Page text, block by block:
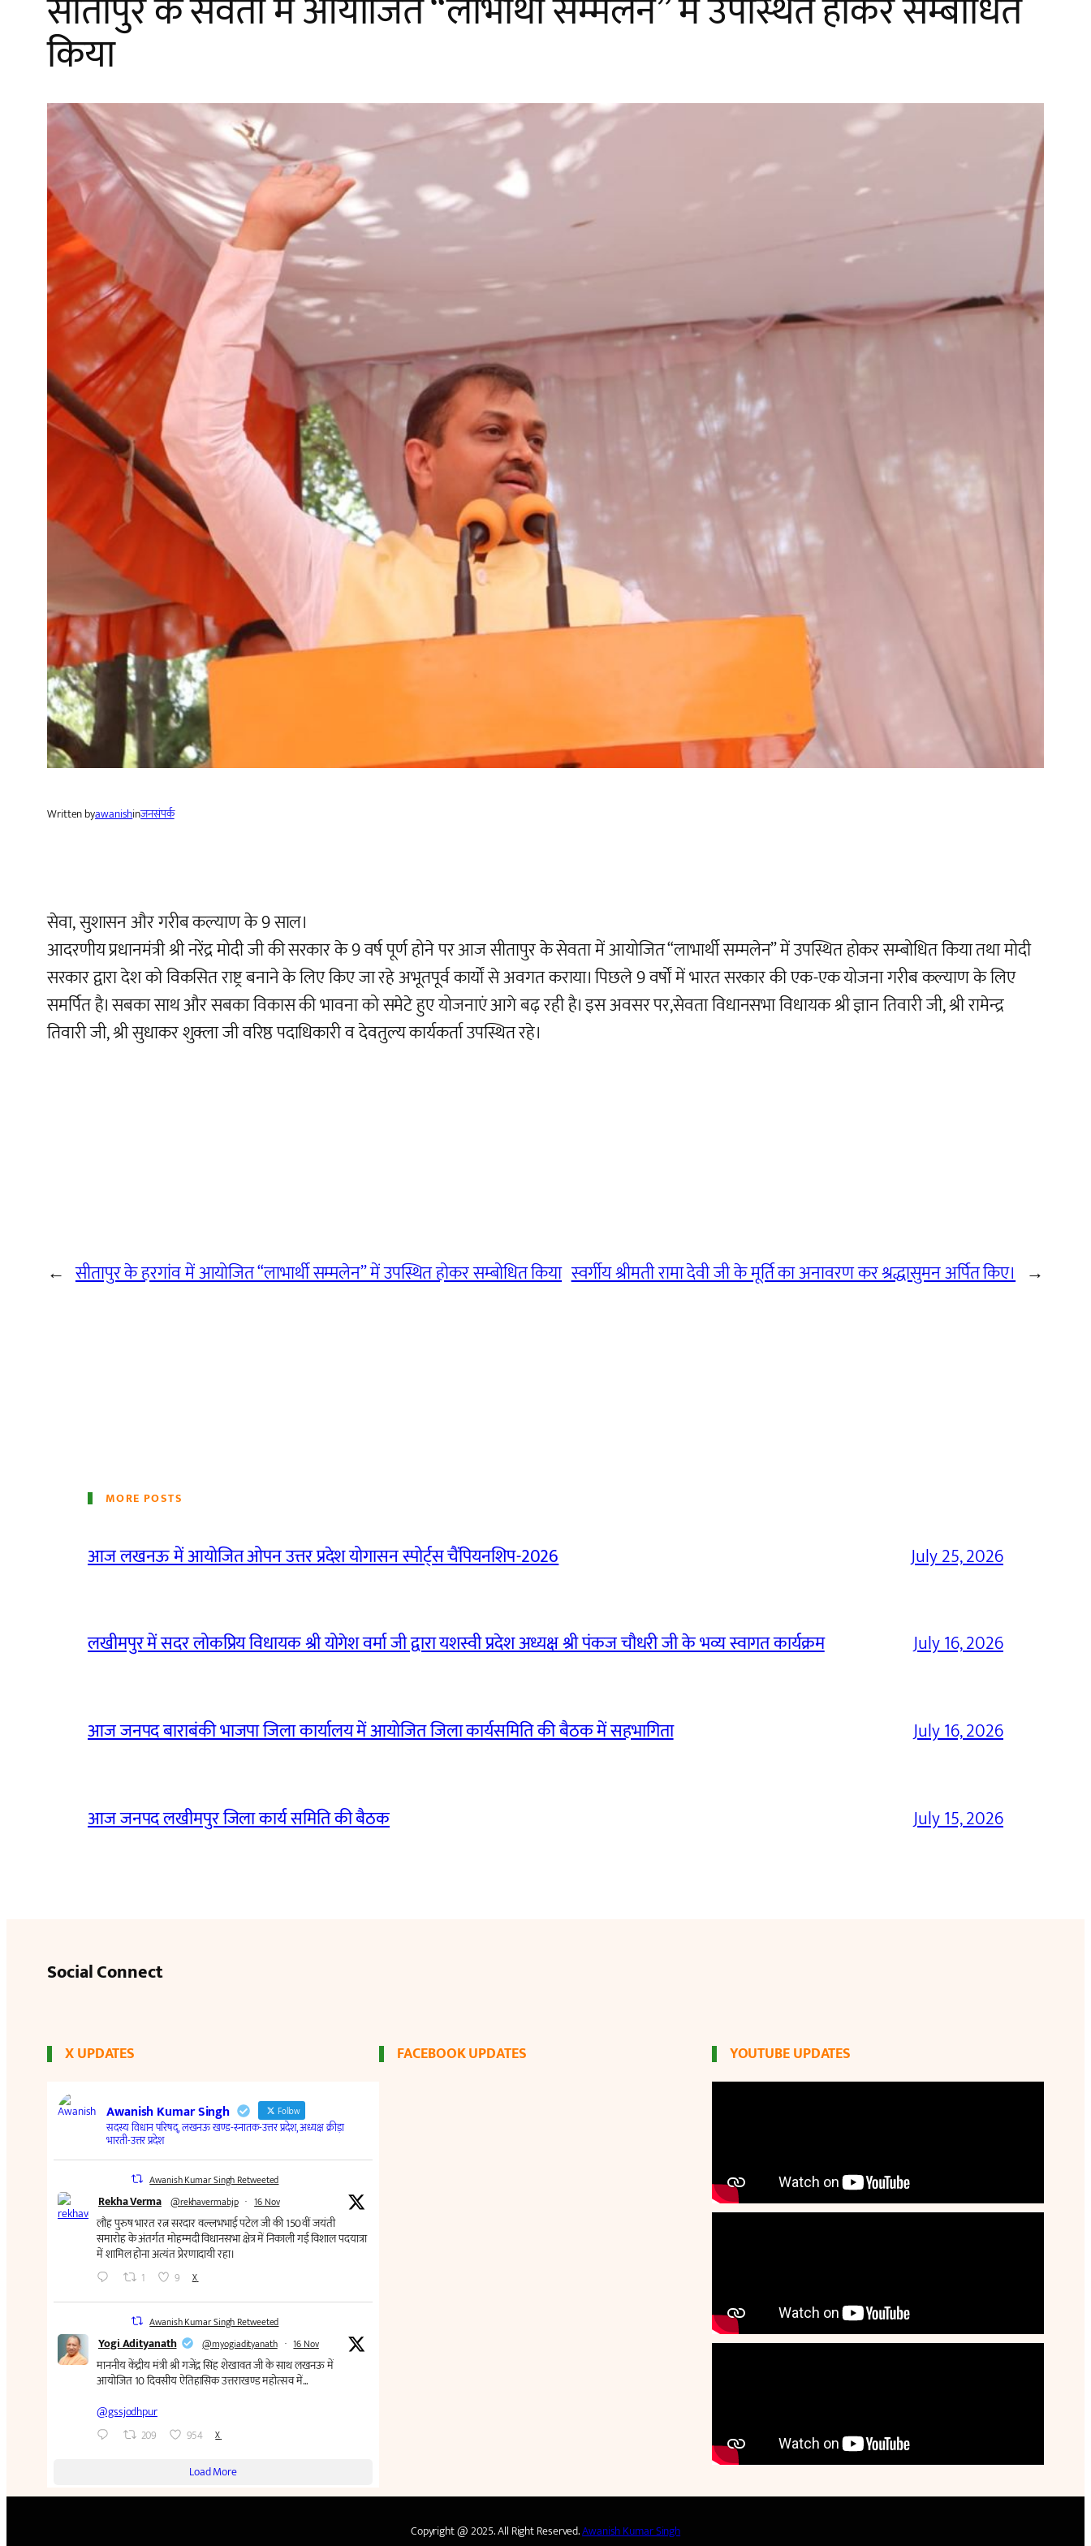
किया
Written byawanishinजनसंपर्क
सेवा, सुशासन और गरीब कल्याण के 9 साल।
आदरणीय प्रधानमंत्री श्री नरेंद्र मोदी जी की सरकार के 9 वर्ष पूर्ण होने पर आज सीतापुर के सेवता में आयोजित “लाभार्थी सम्मलेन” में उपस्थित होकर सम्बोधित किया तथा मोदी
सरकार द्वारा देश को विकसित राष्ट्र बनाने के लिए किए जा रहे अभूतपूर्व कार्यों से अवगत कराया। पिछले 9 वर्षों में भारत सरकार की एक-एक योजना गरीब कल्याण के लिए
समर्पित है। सबका साथ और सबका विकास की भावना को समेटे हुए योजनाएं आगे बढ़ रही है। इस अवसर पर,सेवता विधानसभा विधायक श्री ज्ञान तिवारी जी, श्री रामेन्द्र
तिवारी जी, श्री सुधाकर शुक्ला जी वरिष्ठ पदाधिकारी व देवतुल्य कार्यकर्ता उपस्थित रहे।
← सीतापुर के हरगांव में आयोजित “लाभार्थी सम्मलेन” में उपस्थित होकर सम्बोधित किया स्वर्गीय श्रीमती रामा देवी जी के मूर्ति का अनावरण कर श्रद्धासुमन अर्पित किए। →
MORE POSTS
आज लखनऊ में आयोजित ओपन उत्तर प्रदेश योगासन स्पोर्ट्स चैंपियनशिप-2026 July 25, 2026
लखीमपुर में सदर लोकप्रिय विधायक श्री योगेश वर्मा जी द्वारा यशस्वी प्रदेश अध्यक्ष श्री पंकज चौधरी जी के भव्य स्वागत कार्यक्रम July 16, 2026
आज जनपद बाराबंकी भाजपा जिला कार्यालय में आयोजित जिला कार्यसमिति की बैठक में सहभागिता July 16, 2026
आज जनपद लखीमपुर जिला कार्य समिति की बैठक July 15, 2026
Social Connect
X UPDATES FACEBOOK UPDATES YOUTUBE UPDATES
Copyright @ 2025. All Right Reserved.Awanish Kumar Singh